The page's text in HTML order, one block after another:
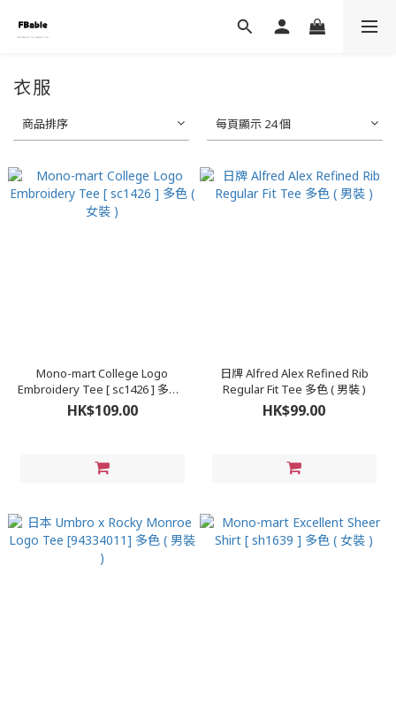
衣服
商品排序 每頁顯示 24 個
Mono-mart College Logo
Embroidery Tee [ sc1426 ] 多色 (
女裝 )
HK$109.00
日牌 Alfred Alex Refined Rib
Regular Fit Tee 多色 ( 男裝 )
HK$99.00